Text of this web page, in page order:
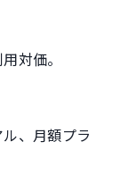
対価。
、月額プラ